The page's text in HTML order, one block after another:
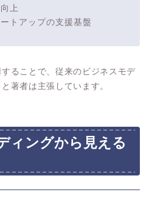
上
トアップの支援基盤
ることで、従来のビジネスモデ
著者は主張しています。
ィングから見える